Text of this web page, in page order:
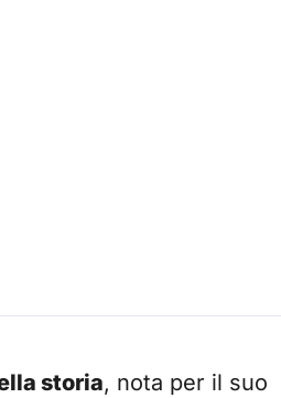
storia, nota per il suo